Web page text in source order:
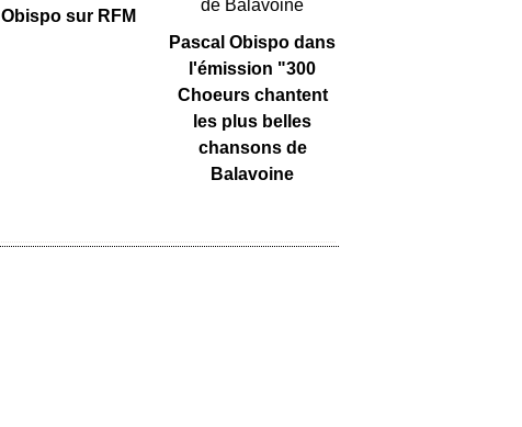
Obispo sur RFM
Pascal Obispo dans
l'émission "300
Choeurs chantent
les plus belles
chansons de
Balavoine